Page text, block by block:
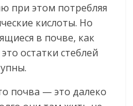
при этом потребляя
кислоты. Но
в почве, как
остатки стеблей
почва — это далеко